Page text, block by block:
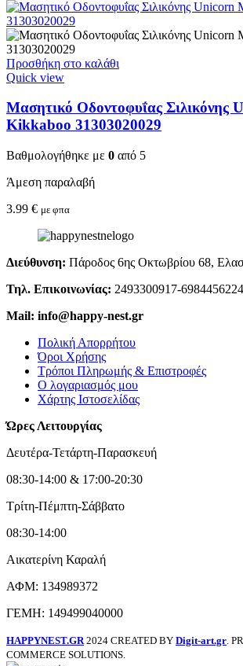
Προσθήκη στο καλάθι
Quick view
Μασητικό Οδοντοφυΐας Σιλικόνης
Kikkaboo 31303020029
Βαθμολογήθηκε με 0 από 5
Άμεση παραλαβή
3.99 € με φπα
Διεύθυνση: Πάροδος 6ης Οκτωβρίου 68,
Τηλ. Επικοινωνίας: 2493300917-6984456224
Mail: info@happy-nest.gr
Πολική Απορρήτου
Όροι Χρήσης
Τρόποι Πληρωμής & Επιστροφές
Ο λογαριασμός μου
Χάρτης Ιστοσελίδας
Ώρες Λειτουργίας
Δευτέρα-Τετάρτη-Παρασκευή
08:30-14:00 & 17:00-20:30
Τρίτη-Πέμπτη-Σάββατο
08:30-14:00
Αικατερίνη Καραλή
ΑΦΜ: 134989372
ΓΕΜΗ: 149499040000
HAPPYNEST.GR 2024 CREATED BY Digit-art.gr .
COMMERCE SOLUTIONS.